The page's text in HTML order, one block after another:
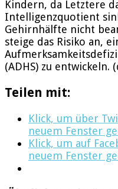
Kindern, da Letztere
Intelligenzquotient
Gehirnhälfte nicht
steige das Risiko an,
(ADHS) zu
Teilen mit:
Klick, um über
neuem Fenster
Klick, um auf
neuem Fenster